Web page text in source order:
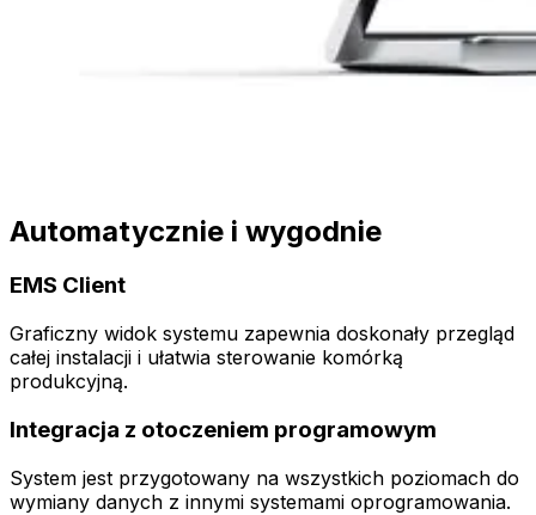
Automatycznie i wygodnie
EMS Client
Graficzny widok systemu zapewnia doskonały przegląd
całej instalacji i ułatwia sterowanie komórką
produkcyjną.
Integracja z otoczeniem programowym
System jest przygotowany na wszystkich poziomach do
wymiany danych z innymi systemami oprogramowania.